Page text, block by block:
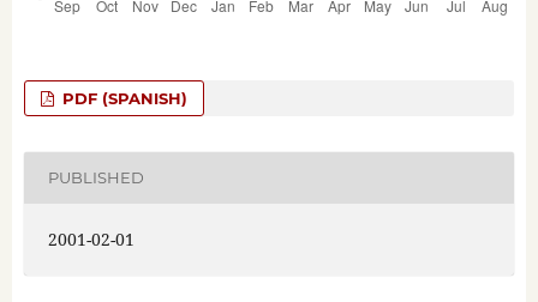
PDF (SPANISH)
PUBLISHED
2001-02-01